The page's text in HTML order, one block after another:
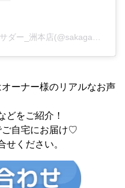
ーナー様のリアルなお声
どをご紹介！
ご自宅にお届け♡
せください。